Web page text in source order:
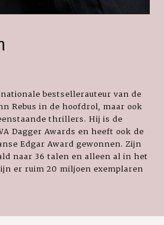
bestsellerauteur van de
Rebus in de hoofdrol, maar ook
thrillers. Hij is de
Dagger Awards en heeft ook de
Edgar Award gewonnen. Zijn
naar 36 talen en alleen al in het
er ruim 20 miljoen exemplaren